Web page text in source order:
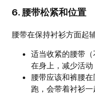
6. 腰带松紧和位置
腰带在保持衬衫方面起
适当收紧的腰带
在身上，减少活动
腰带应该和裤腰
跑，会带着衬衫一